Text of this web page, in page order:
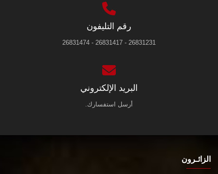
رقم التليفون
26831231 - 26831417 - 26831474
البريد الإلكتروني
أرسل استفسارك.
الزائـرون